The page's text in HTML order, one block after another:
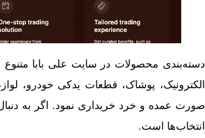
دسته‌بندی محصولات در سایت علی بابا متنوع
الکترونیک، پوشاک، قطعات یدکی خودرو،
صورت عمده و خرد خریداری نمود. اگر به
انتخاب‌ها است.